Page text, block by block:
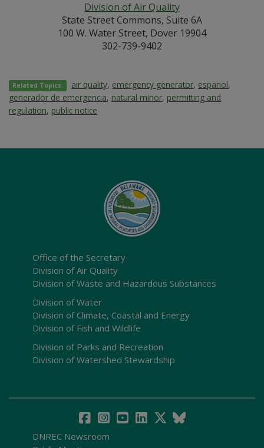
Division of Air Quality
State Street Commons, Suite 6A
100 W. Water Street, Dover 19904
302-739-9402
Related Topics: air quality, emergency generator, espanol,
generador de emergencia, natural minor, permitting and
regulation, public notice
Office of the Secretary
Division of Air Quality
Division of Waste and Hazardous Substances
Division of Water
Division of Climate, Coastal and Energy
Division of Fish and Wildlife
Division of Parks and Recreation
Division of Watershed Stewardship
DNREC Newsroom